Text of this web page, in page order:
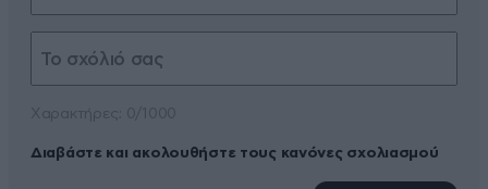
Διαβάστε και ακολουθήστε τους κανόνες σχολιασμού